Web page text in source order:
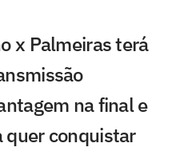
x Palmeiras terá
na final e
quer conquistar